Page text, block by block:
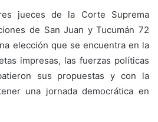
jueces de la Corte Suprema
de San Juan y Tucumán 72
elección que se encuentra en la
impresas, las fuerzas políticas
sus propuestas y con la
una jornada democrática en